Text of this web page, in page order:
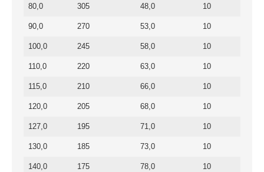
80,0 305 48,0 10
90,0 270 53,0 10
100,0 245 58,0 10
110,0 220 63,0 10
115,0 210 66,0 10
120,0 205 68,0 10
127,0 195 71,0 10
130,0 185 73,0 10
140,0 175 78,0 10